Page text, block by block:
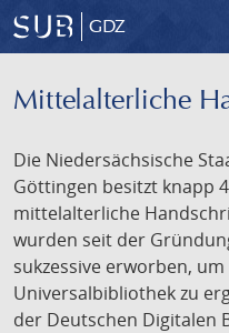
GDZ
Mittelalterliche
Die Niedersächsische
Göttingen besitzt knapp
mittelalterliche
wurden seit der
sukzessive erworben,
Universalbibliothek zu
der Deutschen Digitalen